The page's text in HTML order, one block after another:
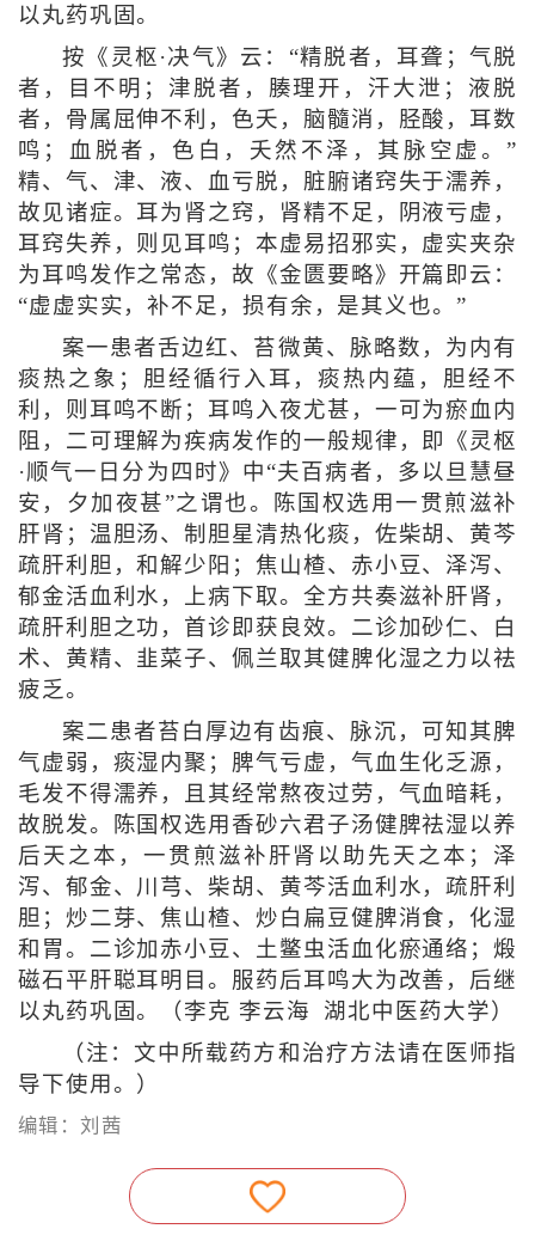
以丸药巩固。
按《灵枢·决气》云：“精脱者，耳聋；气脱
者，目不明；津脱者，腠理开，汗大泄；液脱
者，骨属屈伸不利，色夭，脑髓消，胫酸，耳数
鸣；血脱者，色白，夭然不泽，其脉空虚。”
精、气、津、液、血亏脱，脏腑诸窍失于濡养，
故见诸症。耳为肾之窍，肾精不足，阴液亏虚，
耳窍失养，则见耳鸣；本虚易招邪实，虚实夹杂
为耳鸣发作之常态，故《金匮要略》开篇即云：
“虚虚实实，补不足，损有余，是其义也。”
案一患者舌边红、苔微黄、脉略数，为内有
痰热之象；胆经循行入耳，痰热内蕴，胆经不
利，则耳鸣不断；耳鸣入夜尤甚，一可为瘀血内
阻，二可理解为疾病发作的一般规律，即《灵枢
·顺气一日分为四时》中“夫百病者，多以旦慧昼
安，夕加夜甚”之谓也。陈国权选用一贯煎滋补
肝肾；温胆汤、制胆星清热化痰，佐柴胡、黄芩
疏肝利胆，和解少阳；焦山楂、赤小豆、泽泻、
郁金活血利水，上病下取。全方共奏滋补肝肾，
疏肝利胆之功，首诊即获良效。二诊加砂仁、白
术、黄精、韭菜子、佩兰取其健脾化湿之力以祛
疲乏。
案二患者苔白厚边有齿痕、脉沉，可知其脾
气虚弱，痰湿内聚；脾气亏虚，气血生化乏源，
毛发不得濡养，且其经常熬夜过劳，气血暗耗，
故脱发。陈国权选用香砂六君子汤健脾祛湿以养
后天之本，一贯煎滋补肝肾以助先天之本；泽
泻、郁金、川芎、柴胡、黄芩活血利水，疏肝利
胆；炒二芽、焦山楂、炒白扁豆健脾消食，化湿
和胃。二诊加赤小豆、土鳖虫活血化瘀通络；煅
磁石平肝聪耳明目。服药后耳鸣大为改善，后继
以丸药巩固。（李克 李云海 湖北中医药大学）
（注：文中所载药方和治疗方法请在医师指
导下使用。）
编辑：刘茜